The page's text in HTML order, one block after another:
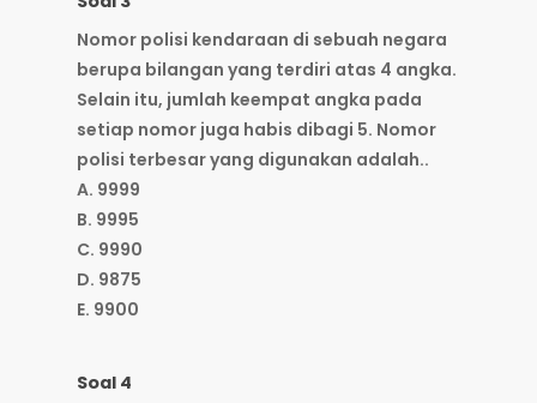
Nomor polisi kendaraan di sebuah negara
berupa bilangan yang terdiri atas 4 angka.
Selain itu, jumlah keempat angka pada
setiap nomor juga habis dibagi 5. Nomor
polisi terbesar yang digunakan adalah..
A. 9999
B. 9995
C. 9990
D. 9875
E. 9900
Soal 4